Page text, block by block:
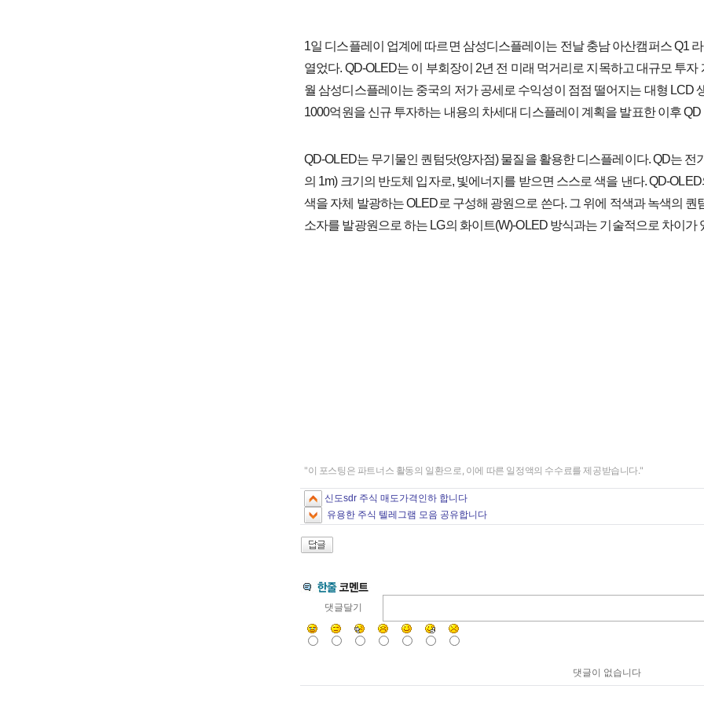
1일 디스플레이 업계에 따르면 삼성디스플레이는 전날 충남 아산캠퍼스 Q1
열었다. QD-OLED는 이 부회장이 2년 전 미래 먹거리로 지목하고 대규모 투
월 삼성디스플레이는 중국의 저가 공세로 수익성이 점점 떨어지는 대형 LCD
1000억원을 신규 투자하는 내용의 차세대 디스플레이 계획을 발표한 이후
QD-OLED는 무기물인 퀀텀닷(양자점) 물질을 활용한 디스플레이다. QD는 전
의 1m) 크기의 반도체 입자로, 빛에너지를 받으면 스스로 색을 낸다. QD-
색을 자체 발광하는 OLED로 구성해 광원으로 쓴다. 그 위에 적색과 녹색의
소자를 발광원으로 하는 LG의 화이트(W)-OLED 방식과는 기술적으로 차이가
"이 포스팅은 파트너스 활동의 일환으로, 이에 따른 일정액의 수수료를 제공받습니다."
신도sdr 주식 매도가격인하 합니다
유용한 주식 텔레그램 모음 공유합니다
댓글달기
댓글이 없습니다